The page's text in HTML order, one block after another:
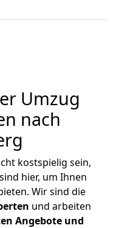
Umzug
nach
kostspielig sein,
hier, um Ihnen
Wir sind die
und arbeiten
Angebote und